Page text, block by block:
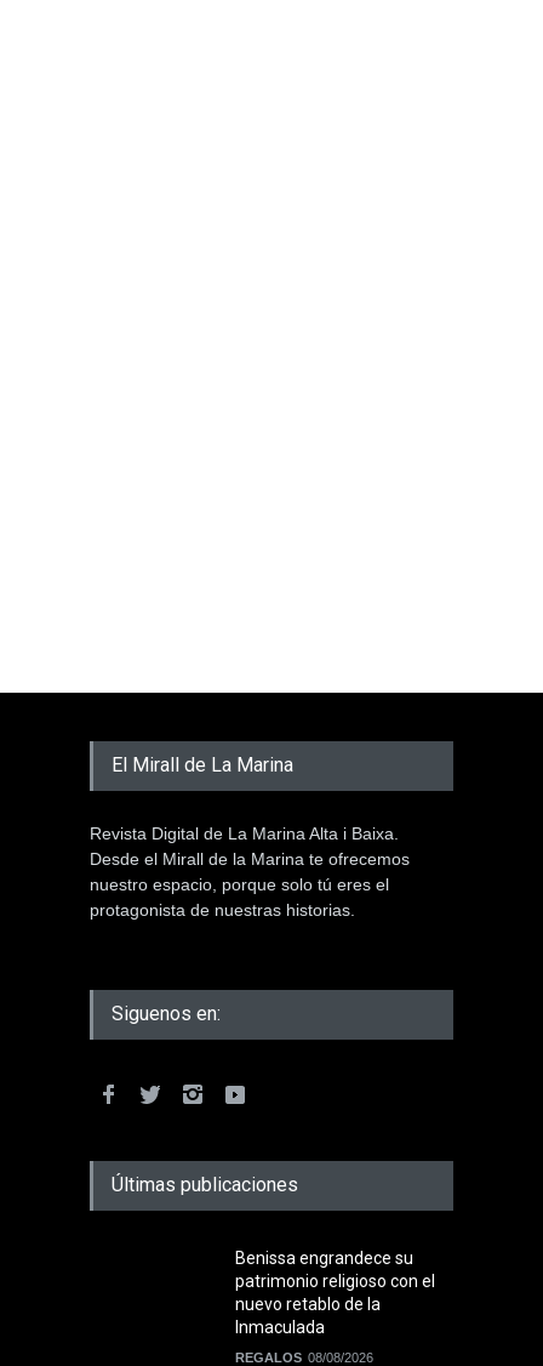
El Mirall de La Marina
Revista Digital de La Marina Alta i Baixa.
Desde el Mirall de la Marina te ofrecemos
nuestro espacio, porque solo tú eres el
protagonista de nuestras historias.
Siguenos en:
Últimas publicaciones
Benissa engrandece su
patrimonio religioso con el
nuevo retablo de la
Inmaculada
REGALOS 08/08/2026